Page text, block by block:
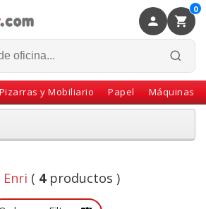
0
Pizarras y Mobiliario Papel Máquinas
( 4productos )